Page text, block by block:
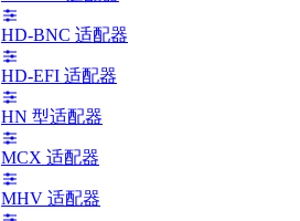
HD-BNC 适配器
HD-EFI 适配器
HN 型适配器
MCX 适配器
MHV 适配器